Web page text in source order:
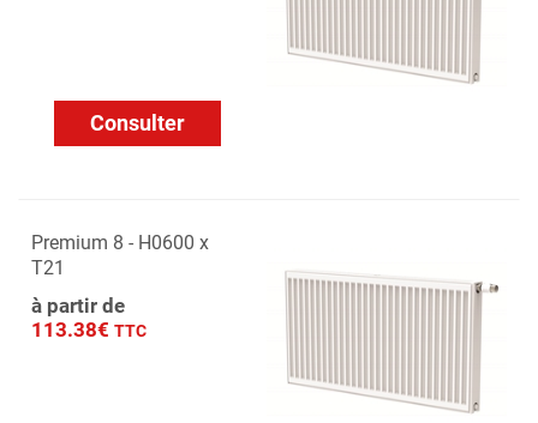
Consulter
Premium 8 - H0600 x
T21
à partir de
113.38€ TTC